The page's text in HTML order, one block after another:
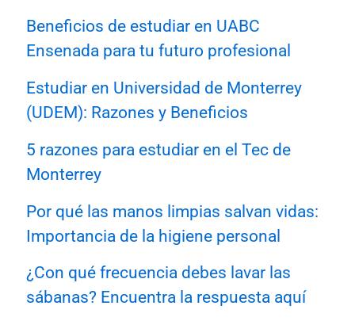
Beneficios de estudiar en UABC
Ensenada para tu futuro profesional
Estudiar en Universidad de Monterrey
(UDEM): Razones y Beneficios
5 razones para estudiar en el Tec de
Monterrey
Por qué las manos limpias salvan vidas:
Importancia de la higiene personal
¿Con qué frecuencia debes lavar las
sábanas? Encuentra la respuesta aquí